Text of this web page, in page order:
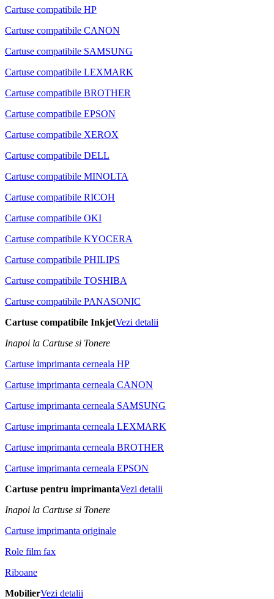
Cartuse compatibile HP
Cartuse compatibile CANON
Cartuse compatibile SAMSUNG
Cartuse compatibile LEXMARK
Cartuse compatibile BROTHER
Cartuse compatibile EPSON
Cartuse compatibile XEROX
Cartuse compatibile DELL
Cartuse compatibile MINOLTA
Cartuse compatibile RICOH
Cartuse compatibile OKI
Cartuse compatibile KYOCERA
Cartuse compatibile PHILIPS
Cartuse compatibile TOSHIBA
Cartuse compatibile PANASONIC
Cartuse compatibile InkjetVezi detalii
Inapoi la Cartuse si Tonere
Cartuse imprimanta cerneala HP
Cartuse imprimanta cerneala CANON
Cartuse imprimanta cerneala SAMSUNG
Cartuse imprimanta cerneala LEXMARK
Cartuse imprimanta cerneala BROTHER
Cartuse imprimanta cerneala EPSON
Cartuse pentru imprimantaVezi detalii
Inapoi la Cartuse si Tonere
Cartuse imprimanta originale
Role film fax
Riboane
MobilierVezi detalii